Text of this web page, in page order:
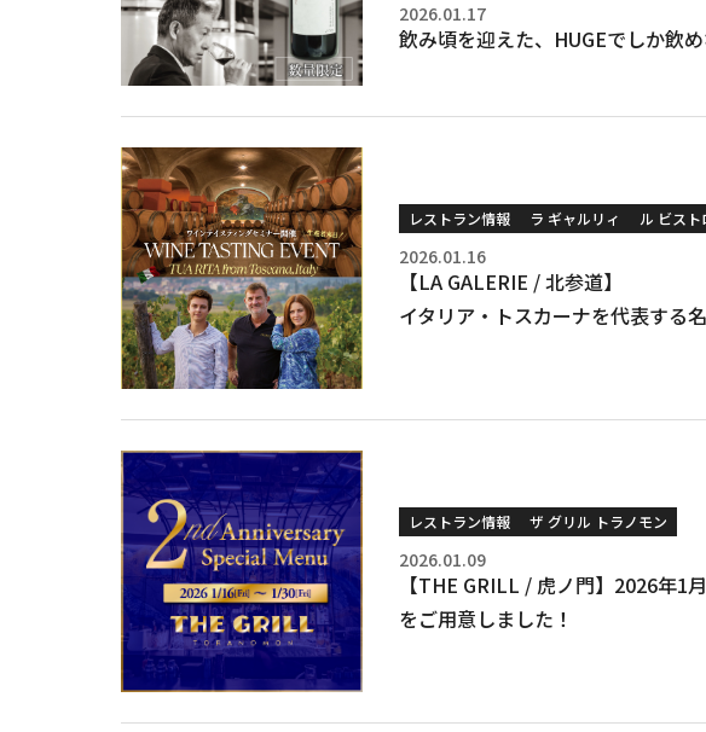
2026.01.17
飲み頃を迎えた、HUGEでしか飲
レストラン情報 ラ ギャルリィ ル ビスト
2026.01.16
【LA GALERIE / 北参道】
イタリア・トスカーナを代表する
レストラン情報 ザ グリル トラノモン
2026.01.09
【THE GRILL / 虎ノ門】2026年1
をご用意しました！